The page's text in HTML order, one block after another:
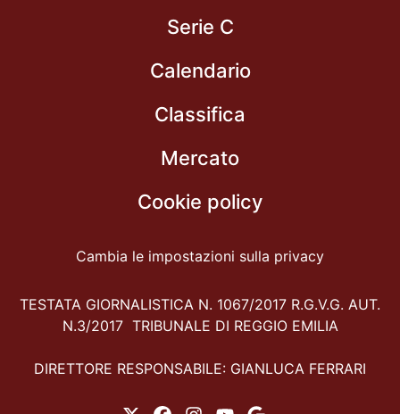
Serie C
Calendario
Classifica
Mercato
Cookie policy
Cambia le impostazioni sulla privacy
TESTATA GIORNALISTICA N. 1067/2017 R.G.V.G. AUT.
N.3/2017 TRIBUNALE DI REGGIO EMILIA
DIRETTORE RESPONSABILE: GIANLUCA FERRARI